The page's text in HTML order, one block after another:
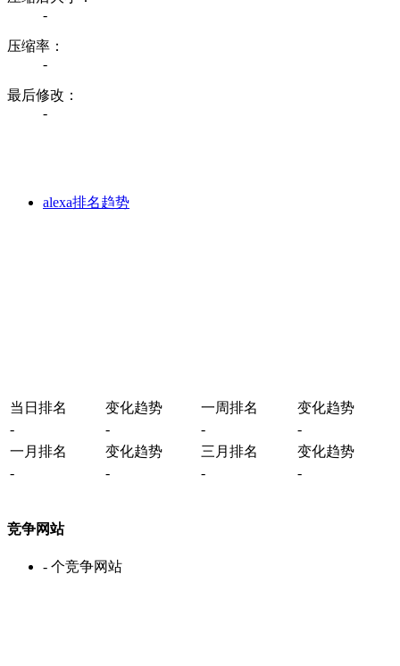
-
压缩率：
-
最后修改：
-
alexa排名趋势
当日排名 变化趋势 一周排名
变化趋势
-
- -
-
一月排名
变化趋势 三月排名
变化趋势
-
- - -
竞争网站
- 个竞争网站